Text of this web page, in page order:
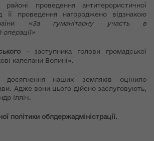
проведення антитерористичної
її проведення нагороджено відзнакою
«За гуманітарну участь в
операції»
- заступника голови громадської
капелани Волині».
наших земляків оцінило
Адже вони цього дійсно заслуговують,
Ілліч.
політики облдержадміністрації.